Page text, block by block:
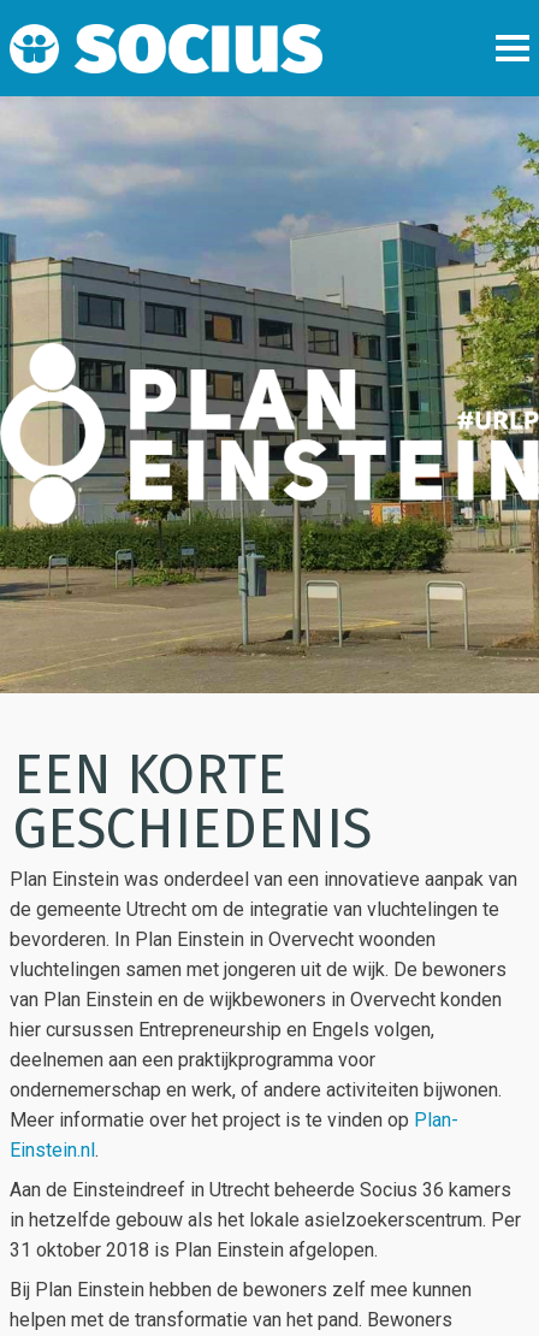
EEN KORTE
GESCHIEDENIS
Plan Einstein was onderdeel van een innovatieve aanpak van
de gemeente Utrecht om de integratie van vluchtelingen te
bevorderen. In Plan Einstein in Overvecht woonden
vluchtelingen samen met jongeren uit de wijk. De bewoners
van Plan Einstein en de wijkbewoners in Overvecht konden
hier cursussen Entrepreneurship en Engels volgen,
deelnemen aan een praktijkprogramma voor
ondernemerschap en werk, of andere activiteiten bijwonen.
Meer informatie over het project is te vinden op Plan-
Einstein.nl .
Aan de Einsteindreef in Utrecht beheerde Socius 36 kamers
in hetzelfde gebouw als het lokale asielzoekerscentrum. Per
31 oktober 2018 is Plan Einstein afgelopen.
Bij Plan Einstein hebben de bewoners zelf mee kunnen
helpen met de transformatie van het pand. Bewoners